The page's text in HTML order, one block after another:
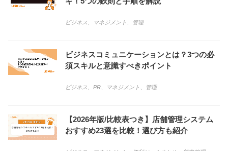
ビジネス マネジメント 管理
ビジネスコミュニケーションとは？3つの必
須スキルと意識すべきポイント
ビジネス PR マネジメント 管理
【2026年版/比較表つき】店舗管理システム
おすすめ23選を比較！選び方も紹介